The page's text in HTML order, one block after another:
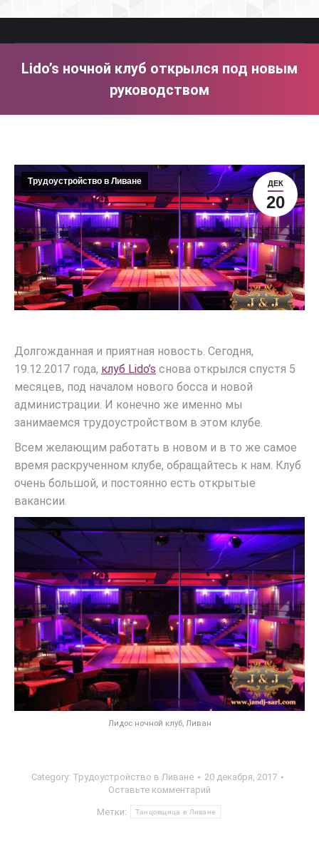
Lido’s ночной клуб открылся под новым
руководством
ДЕК
20
Трудоустройство в Ливане
Долгожданная и приятная новость. Сегодня,
19.12.2017 года, клуб Lido’s снова открылся спустя 5
месяцев, под началом нового босса и новой
администрации. И конечно же именно мы
занимаемся трудоустройством в этом клубе.
Всем желающим работать в новом и в то же самое
время раскрученном клубе, обращайтесь к нам. Клуб
очень большой, и постоянно есть открытые
вакансии.
Лидос ночной клуб, Ливан
Category: Трудоустройство в Ливане
20 декабря, 2017
Оставьте комментарий
Метки: Танцовщица в Ливане